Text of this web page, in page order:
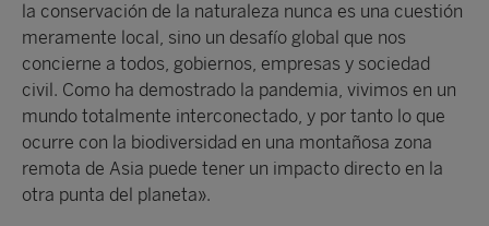
la conservación de la naturaleza nunca es una cuestión
meramente local, sino un desafío global que nos
concierne a todos, gobiernos, empresas y sociedad
civil. Como ha demostrado la pandemia, vivimos en un
mundo totalmente interconectado, y por tanto lo que
ocurre con la biodiversidad en una montañosa zona
remota de Asia puede tener un impacto directo en la
otra punta del planeta».